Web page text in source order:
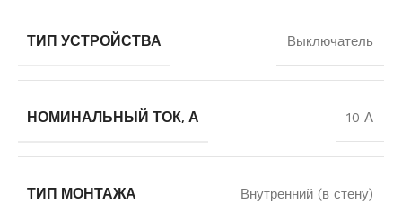
ТИП УСТРОЙСТВА Выключатель
НОМИНАЛЬНЫЙ ТОК, А 10 А
ТИП МОНТАЖА Внутренний (в стену)